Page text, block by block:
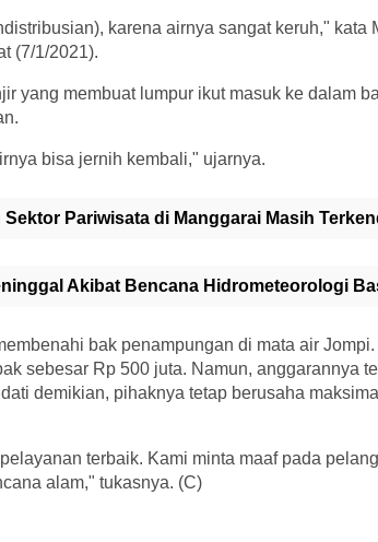
karena airnya sangat keruh," kata
(7/1/2021).
yang membuat lumpur ikut masuk ke dalam
bisa jernih kembali," ujarnya.
Sektor Pariwisata di Manggarai Masih
Akibat Bencana Hidrometeorologi
bak penampungan di mata air
sebesar Rp 500 juta. Namun, anggarannya
demikian, pihaknya tetap berusaha
terbaik. Kami minta maaf pada
alam," tukasnya. (C)